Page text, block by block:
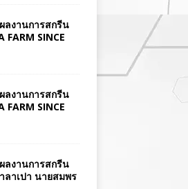
ลงานการสกรีน
FARM SINCE
ลงานการสกรีน
FARM SINCE
ลงานการสกรีน
ลาเปา นายสมพร